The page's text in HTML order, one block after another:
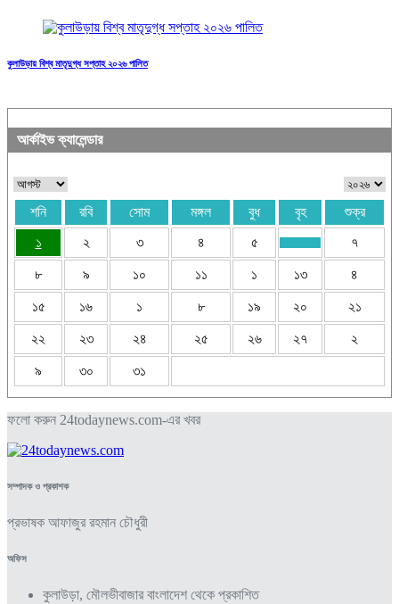
কুলাউড়ায় বিশ্ব মাতৃদুগ্ধ সপ্তাহ ২০২৬ পালিত
আর্কাইভ ক্যালেন্ডার
শনি রবি সোম মঙ্গল বুধ বৃহ
শুক্র
১
২ ৩ ৪ ৫ ৭
৮ ৯ ১০ ১১ ১ ১৩ ৪
১৫ ১৬ ১ ৮ ১৯ ২০ ২১
২২ ২৩ ২৪ ২৫ ২৬ ২৭ ২
৯ ৩০ ৩১
ফলো করুন 24todaynews.com-এর খবর
সম্পাদক ও প্রকাশক
প্রভাষক আফাজুর রহমান চৌধুরী
অফিস
কুলাউড়া, মৌলভীবাজার বাংলাদেশ থেকে প্রকাশিত